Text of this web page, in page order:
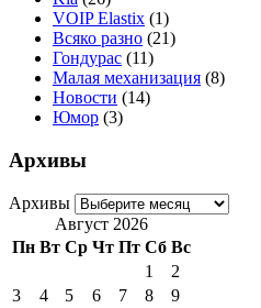
VOIP Elastix (1)
Всяко разно (21)
Гондурас (11)
Малая механизация (8)
Новости (14)
Юмор (3)
Архивы
Архивы
Август 2026
Пн Вт Ср Чт Пт Сб Вс
1
2
3
4 5 6 7 8
9